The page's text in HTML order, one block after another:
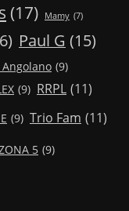
(17) Mamy (7)
Paul G (15)
Angolano (9)
(9) RRPL (11)
(9) Trio Fam (11)
5 (9)